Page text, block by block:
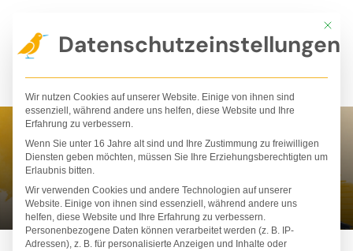
Inhalt
springen
Iris Fedrizzi
Mit
Datenschutzeinstellungen
Wir nutzen Cookies auf unserer Website. Einige von ihnen sind
essenziell, während andere uns helfen, diese Website und Ihre
Erfahrung zu verbessern.
Wenn Sie unter 16 Jahre alt sind und Ihre Zustimmung zu freiwilligen
Diensten geben möchten, müssen Sie Ihre Erziehungsberechtigten um
Erlaubnis bitten.
Wir verwenden Cookies und andere Technologien auf unserer
Website. Einige von ihnen sind essenziell, während andere uns
helfen, diese Website und Ihre Erfahrung zu verbessern.
Personenbezogene Daten können verarbeitet werden (z. B. IP-
Adressen), z. B. für personalisierte Anzeigen und Inhalte oder